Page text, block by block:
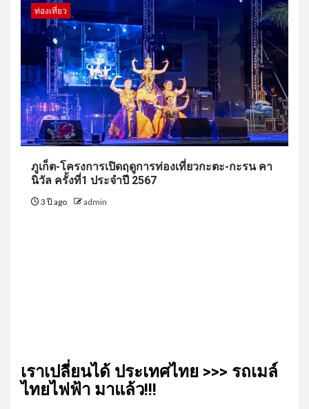
ท่องเที่ยว
ภูเก็ต-โครงการเปิดฤดูการท่องเที่ยวกะตะ-กะรน คา
นิวัล ครั้งที่1 ประจำปี 2567
3 ปี ago admin
เรา​เปลี่ยน​ได้​ ประเทศ​ไทย​ >>> รถเมล์​
ไทย​ไฟฟ้า​ มาแล้ว!!!